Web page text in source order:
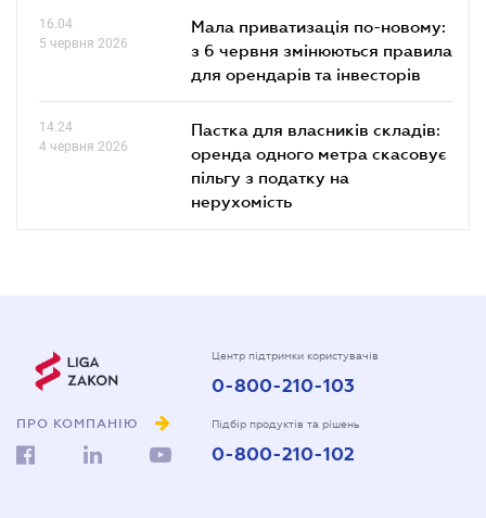
16.04
5 червня 2026
Мала приватизація по-новому:
з 6 червня змінюються правила
для орендарів та інвесторів
14.24
4 червня 2026
Пастка для власників складів:
оренда одного метра скасовує
пільгу з податку на
нерухомість
ПРО КОМПАНІЮ
Центр підтримки користувачів
0-800-210-103
Підбір продуктів та рішень
0-800-210-102